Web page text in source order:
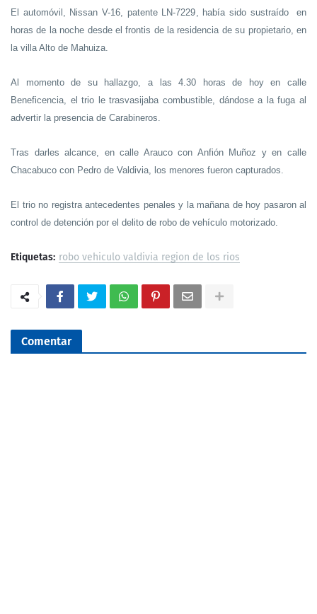
El automóvil, Nissan V-16, patente LN-7229, había sido sustraído
en
horas de la noche desde el frontis de la residencia de su propietario, en
la villa Alto de Mahuiza.
Al momento de su hallazgo, a las 4.30 horas de hoy en calle
Beneficencia, el trio le trasvasijaba combustible, dándose a la fuga al
advertir la presencia de Carabineros.
Tras darles alcance, en calle Arauco con Anfión Muñoz y en calle
Chacabuco con Pedro de Valdivia, los menores fueron capturados.
El trio no registra antecedentes penales y la mañana de hoy pasaron al
control de detención por el delito de robo de vehículo motorizado.
Etiquetas: robo vehiculo valdivia region de los rios
Comentar